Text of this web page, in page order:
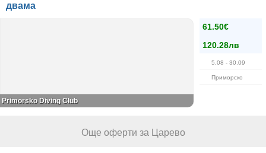
двама
61.50€
120.28лв
5.08 - 30.09
Приморско
Primorsko Diving Club
Още оферти за Царево